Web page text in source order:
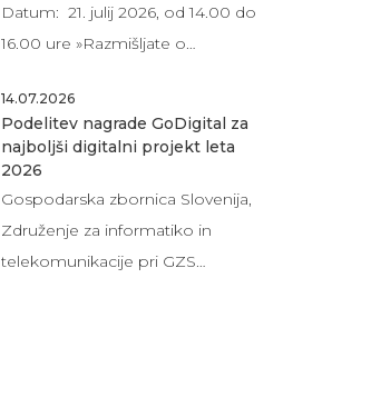
Datum: 21. julij 2026, od 14.00 do
16.00 ure »Razmišljate o…
14.07.2026
Podelitev nagrade GoDigital za
najboljši digitalni projekt leta
2026
Gospodarska zbornica Slovenija,
Združenje za informatiko in
telekomunikacije pri GZS…